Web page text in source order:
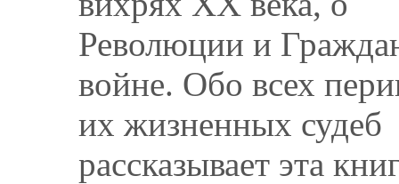
Революции и
войне. Обо всех
их жизненных судеб
рассказывает эта